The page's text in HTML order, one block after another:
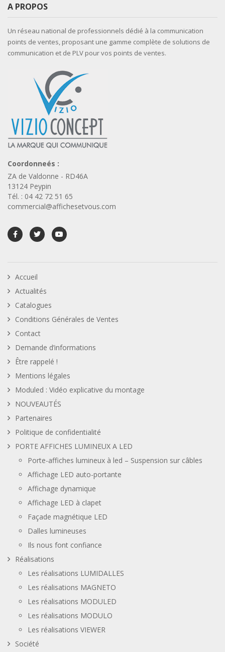
A PROPOS
Un réseau national de professionnels dédié à la communication
points de ventes, proposant une gamme complète de solutions de
communication et de PLV pour vos points de ventes.
Coordonneés :
ZA de Valdonne - RD46A
13124 Peypin
Tél. : 04 42 72 51 65
commercial@affichesetvous.com
Accueil
Actualités
Catalogues
Conditions Générales de Ventes
Contact
Demande d’informations
Être rappelé !
Mentions légales
Moduled : Vidéo explicative du montage
NOUVEAUTÉS
Partenaires
Politique de confidentialité
PORTE AFFICHES LUMINEUX A LED
Porte-affiches lumineux à led – Suspension sur câbles
Affichage LED auto-portante
Affichage dynamique
Affichage LED à clapet
Façade magnétique LED
Dalles lumineuses
Ils nous font confiance
Réalisations
Les réalisations LUMIDALLES
Les réalisations MAGNETO
Les réalisations MODULED
Les réalisations MODULO
Les réalisations VIEWER
Société